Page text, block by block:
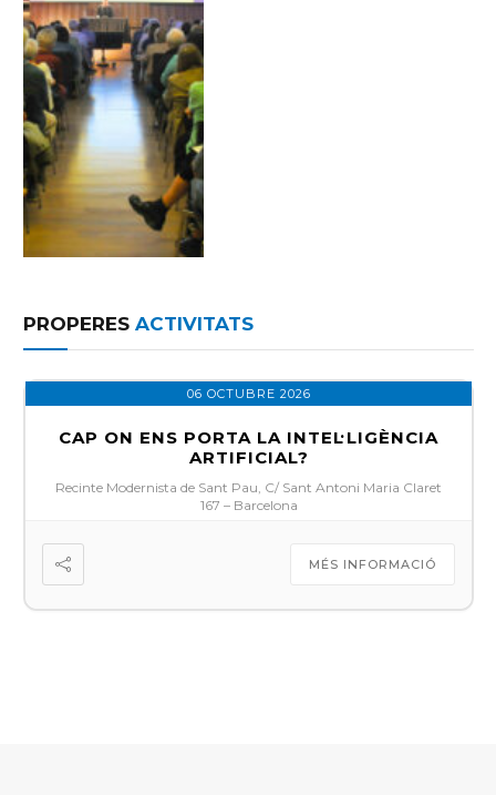
PROPERES ACTIVITATS
06 OCTUBRE 2026
CAP ON ENS PORTA LA INTEL·LIGÈNCIA
ARTIFICIAL?
Recinte Modernista de Sant Pau, C/ Sant Antoni Maria Claret
167 – Barcelona
MÉS INFORMACIÓ